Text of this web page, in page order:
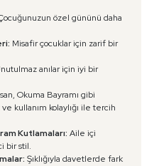
özel gününü daha
Misafir çocuklar için zarif bir
anılar için iyi bir
Okuma Bayramı gibi
kullanım kolaylığı ile tercih
Kutlamaları: Aile içi
bir stil.
Şıklığıyla davetlerde fark